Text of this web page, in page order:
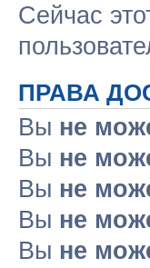
Сейчас
ПРАВА
Вы не
Вы не
Вы не
Вы не
Вы не